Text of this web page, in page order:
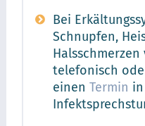
Bei
Schnupfen,
telefonisch
einenTermin